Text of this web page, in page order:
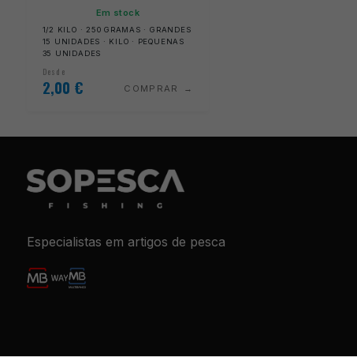
Em stock
1/2 KILO · 250 GRAMAS · GRANDES
15 UNIDADES · KILO · PEQUENAS
35 UNIDADES
Desde
2,00 € COMPRAR
Especialistas em artigos de pesca